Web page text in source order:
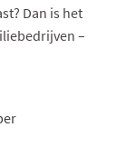
Dan is het
–